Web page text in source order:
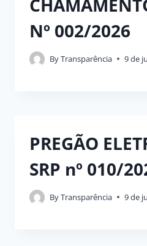
Nº 002/2026
ByTransparência 9 de
PREGÃO
SRP nº 010/
ByTransparência 9 de